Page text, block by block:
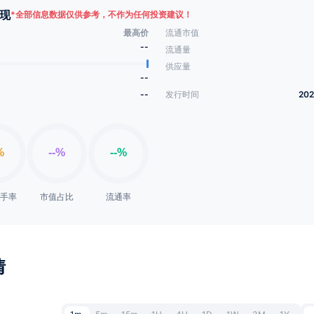
*全部信息数据仅供参考，不作为任何投资建议！
最高价
--
--
--
率 市值占比 流通率
流通市值
流通量
供应量
发行时间